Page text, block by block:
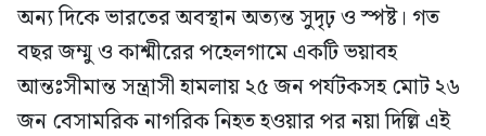
অন্য দিকে ভারতের অবস্থান অত্যন্ত সুদৃঢ় ও স্পষ্ট। গত
বছর জম্মু ও কাশ্মীরের পহেলগামে একটি ভয়াবহ
আন্তঃসীমান্ত সন্ত্রাসী হামলায় ২৫ জন পর্যটকসহ মোট ২৬
জন বেসামরিক নাগরিক নিহত হওয়ার পর নয়া দিল্লি এই